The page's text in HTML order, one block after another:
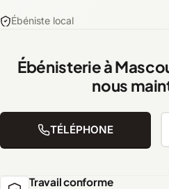
Ébéniste local
Ébénisterie à
nous
TÉLÉPHONE
Travail conforme